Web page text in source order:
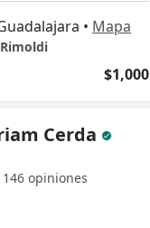
• Mapa
$1,000
Cerda
146 opiniones